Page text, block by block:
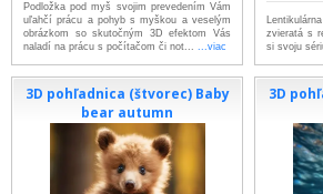
Podložka pod myš svojim prevedením Vám
uľahčí prácu a pohyb s myškou a veselým
obrázkom so skutočným 3D efektom Vás
naladí na prácu s počítačom či not... ...viac
zvieratá s
si svoju
3D pohľadnica (štvorec) Baby
bear autumn
3D